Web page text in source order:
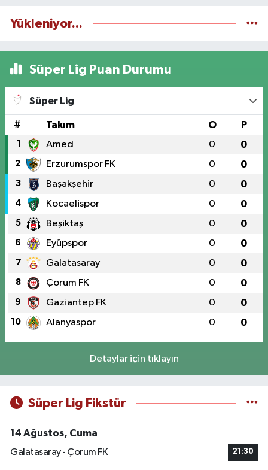
Yükleniyor...
Süper Lig Puan Durumu
Süper Lig
# Takım O P
1 Amed 0 0
2 Erzurumspor FK 0 0
3 Başakşehir 0 0
4 Kocaelispor 0 0
5 Beşiktaş 0 0
6 Eyüpspor 0 0
7 Galatasaray 0 0
8 Çorum FK 0 0
9 Gaziantep FK 0 0
10 Alanyaspor 0 0
Detaylar için tıklayın
Süper Lig Fikstür
14 Ağustos, Cuma
Galatasaray - Çorum FK
21:30